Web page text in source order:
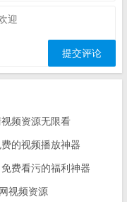
频资源无限看
的视频播放神器
费看污的福利神器
视频资源